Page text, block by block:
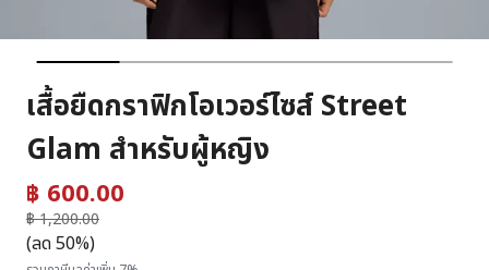
เสื้อยืดกราฟิกโอเวอร์ไซส์ Street
Glam สำหรับผู้หญิง
฿ 600.00
฿ 1,200.00
ถึง
(ลด 50%)